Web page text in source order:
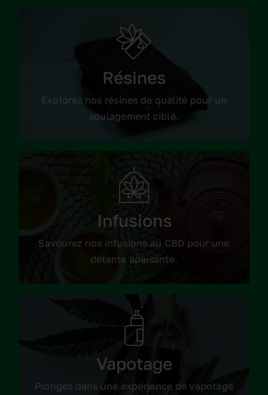
Résines
Explorez nos résines de qualité pour un
soulagement ciblé.
Nos résines
Consulter les produits
Infusions
Savourez nos infusions au CBD pour une
détente apaisante.
Les infusions
Consulter les produits
Vapotage
Plongez dans une expérience de vapotage
Nos produits vapotage
Consulter les produits